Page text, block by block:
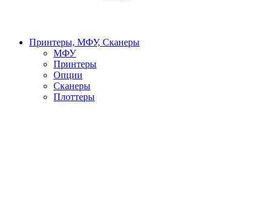
Принтеры, МФУ, Сканеры
МФУ
Принтеры
Опции
Сканеры
Плоттеры